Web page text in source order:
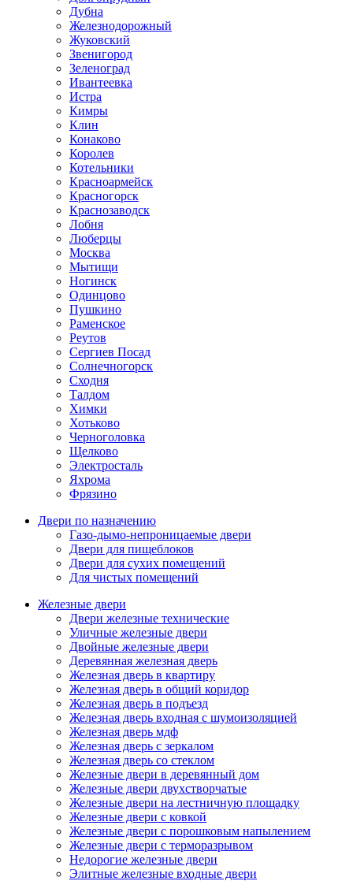
Дубна
Железнодорожный
Жуковский
Звенигород
Зеленоград
Ивантеевка
Истра
Кимры
Клин
Конаково
Королев
Котельники
Красноармейск
Красногорск
Краснозаводск
Лобня
Люберцы
Москва
Мытищи
Ногинск
Одинцово
Пушкино
Раменское
Реутов
Сергиев Посад
Солнечногорск
Сходня
Талдом
Химки
Хотьково
Черноголовка
Щелково
Электросталь
Яхрома
Фрязино
Двери по назначению
Газо-дымо-непроницаемые двери
Двери для пищеблоков
Двери для сухих помещений
Для чистых помещений
Железные двери
Двери железные технические
Уличные железные двери
Двойные железные двери
Деревянная железная дверь
Железная дверь в квартиру
Железная дверь в общий коридор
Железная дверь в подъезд
Железная дверь входная с шумоизоляцией
Железная дверь мдф
Железная дверь с зеркалом
Железная дверь со стеклом
Железные двери в деревянный дом
Железные двери двухстворчатые
Железные двери на лестничную площадку
Железные двери с ковкой
Железные двери с порошковым напылением
Железные двери с терморазрывом
Недорогие железные двери
Элитные железные входные двери